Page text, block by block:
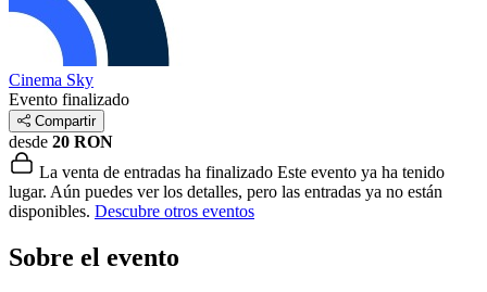
Cinema Sky
Evento finalizado
Compartir
desde 20 RON
La venta de entradas ha finalizado Este evento ya ha tenido
lugar. Aún puedes ver los detalles, pero las entradas ya no están
disponibles. Descubre otros eventos
Sobre el evento